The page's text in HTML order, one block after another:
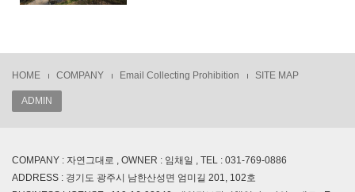
HOME COMPANY Email Collecting Prohibition SITE MAP
ADMIN
COMPANY : 자연그대로 , OWNER : 임채일 , TEL : 031-769-0886
ADDRESS : 경기도 광주시 남한산성면 엄미길 201, 102호